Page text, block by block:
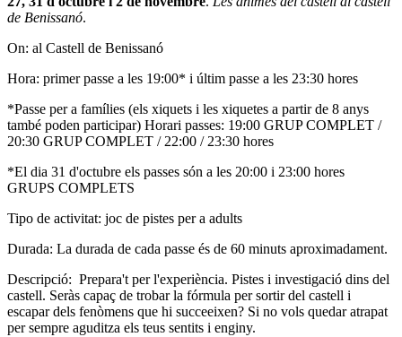
de Benissanó.
On: al Castell de Benissanó
Hora: primer passe a les 19:00* i últim passe a les 23:30 hores
*Passe per a famílies (els xiquets i les xiquetes a partir de 8 anys
també poden participar) Horari passes: 19:00 GRUP COMPLET /
20:30 GRUP COMPLET / 22:00 / 23:30 hores
*El dia 31 d'octubre els passes són a les 20:00 i 23:00 hores
GRUPS COMPLETS
Tipo de activitat: joc de pistes per a adults
Durada: La durada de cada passe és de 60 minuts aproximadament.
Descripció: Prepara't per l'experiència. Pistes i investigació dins del
castell. Seràs capaç de trobar la fórmula per sortir del castell i
escapar dels fenòmens que hi succeeixen? Si no vols quedar atrapat
per sempre aguditza els teus sentits i enginy.